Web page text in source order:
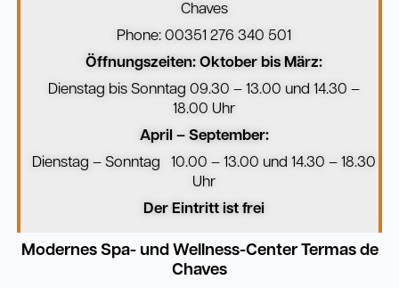
Chaves
Phone: 00351 276 340 501
Öffnungszeiten: Oktober bis März:
Dienstag bis Sonntag 09.30 – 13.00 und 14.30 –
18.00 Uhr
April – September:
Dienstag – Sonntag 10.00 – 13.00 und 14.30 – 18.30
Uhr
Der Eintritt ist frei
Modernes Spa- und Wellness-Center Termas de
Chaves